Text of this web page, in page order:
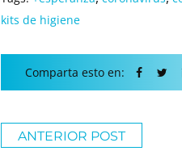
kits de higiene
Comparta esto en:
ANTERIOR POST